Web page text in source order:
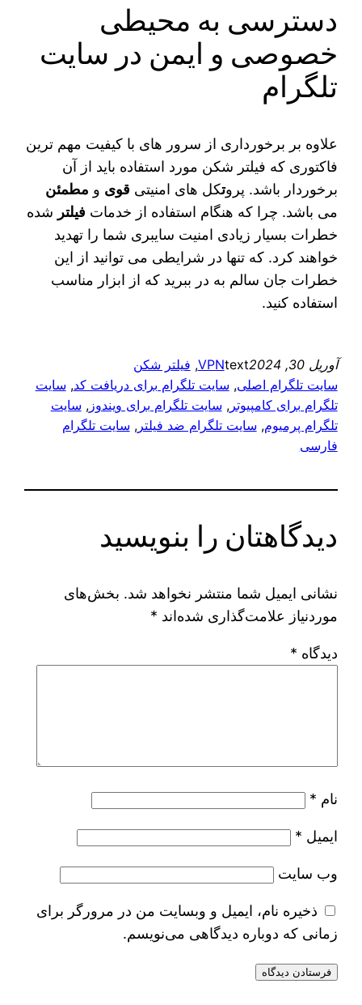
دسترسی به محیطی
خصوصی و ایمن در سایت
تلگرام
علاوه بر برخورداری از سرور های با کیفیت مهم‌ ترین
فاکتوری که فیلتر شکن مورد استفاده باید از آن
برخوردار باشد. پروتکل های امنیتی قوی و مطمئن
می‌ باشد. چرا که هنگام استفاده از خدمات فیلتر شده
خطرات بسیار زیادی امنیت سایبری شما را تهدید
خواهند کرد. که تنها در شرایطی می‌ توانید از این
خطرات جان سالم به در ببرید که از ابزار مناسب
استفاده کنید.
آوریل 30, 2024 text
VPN
, فیلتر شکن
سایت تلگرام اصلی, سایت تلگرام برای دریافت کد, سایت
تلگرام برای کامپیوتر, سایت تلگرام برای ویندوز, سایت
تلگرام پرمیوم, سایت تلگرام ضد فیلتر, سایت تلگرام
فارسی
دیدگاهتان را بنویسید
نشانی ایمیل شما منتشر نخواهد شد. بخش‌های
موردنیاز علامت‌گذاری شده‌اند *
دیدگاه *
نام *
ایمیل *
وب‌ سایت
ذخیره نام، ایمیل و وبسایت من در مرورگر برای
زمانی که دوباره دیدگاهی می‌نویسم.